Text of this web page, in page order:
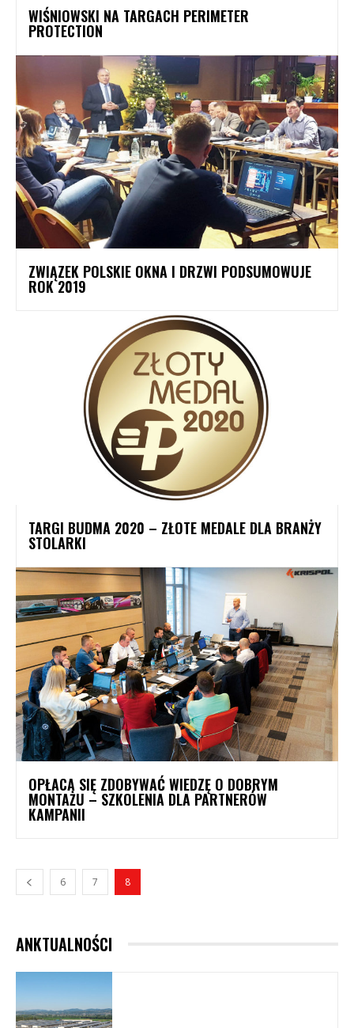
WIŚNIOWSKI NA TARGACH PERIMETER
PROTECTION
ZWIĄZEK POLSKIE OKNA I DRZWI PODSUMOWUJE
ROK 2019
TARGI BUDMA 2020 – ZŁOTE MEDALE DLA BRANŻY
STOLARKI
OPŁACA SIĘ ZDOBYWAĆ WIEDZĘ O DOBRYM
MONTAŻU – SZKOLENIA DLA PARTNERÓW
KAMPANII
6 7 8
ANKTUALNOŚCI